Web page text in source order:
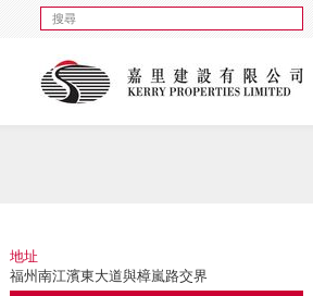
地址
福州南江濱東大道與樟嵐路交界